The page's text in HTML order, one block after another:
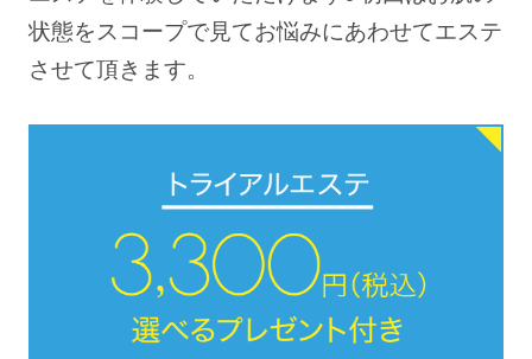
状態をスコープで見てお悩みにあわせてエステ
させて頂きます。